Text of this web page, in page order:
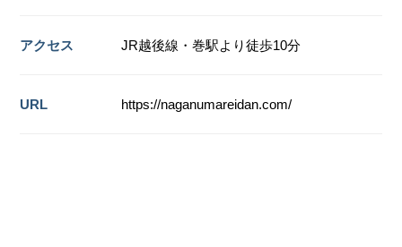
アクセス JR越後線・巻駅より徒歩10分
URL https://naganumareidan.com/